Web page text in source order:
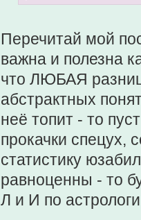
Перечитай мой
важна и полезна
что ЛЮБАЯ
абстрактных
неё топит - то
прокачки спецух,
статистику
равноценны - то
Л и И по